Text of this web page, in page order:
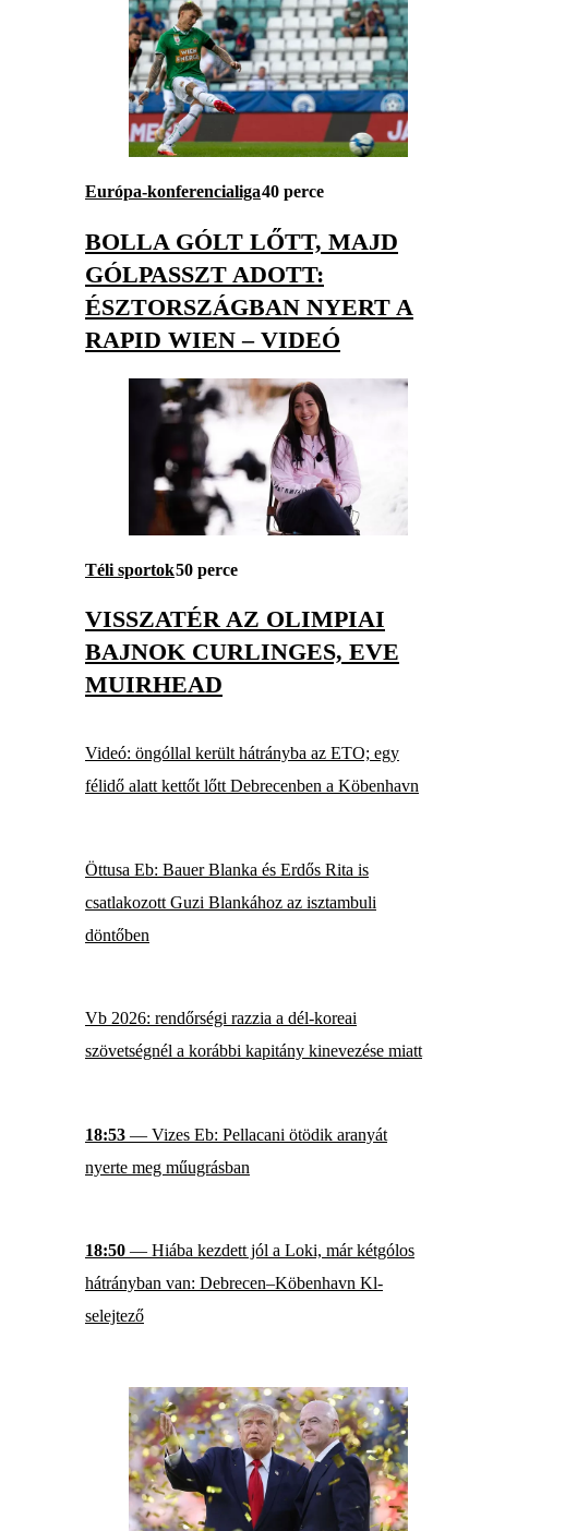
Európa-konferencialiga40 perce
BOLLA GÓLT LŐTT, MAJD
GÓLPASSZT ADOTT:
ÉSZTORSZÁGBAN NYERT A
RAPID WIEN – VIDEÓ
Téli sportok50 perce
VISSZATÉR AZ OLIMPIAI
BAJNOK CURLINGES, EVE
MUIRHEAD
Videó: öngóllal került hátrányba az ETO; egy
félidő alatt kettőt lőtt Debrecenben a Köbenhavn
Öttusa Eb: Bauer Blanka és Erdős Rita is
csatlakozott Guzi Blankához az isztambuli
döntőben
Vb 2026: rendőrségi razzia a dél-koreai
szövetségnél a korábbi kapitány kinevezése miatt
18:53 — Vizes Eb: Pellacani ötödik aranyát
nyerte meg műugrásban
18:50 — Hiába kezdett jól a Loki, már kétgólos
hátrányban van: Debrecen–Köbenhavn Kl-
selejtező